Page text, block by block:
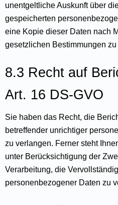
unentgeltliche Auskunft über
gespeicherten
eine Kopie dieser Daten nach
gesetzlichen Bestimmungen zu
8.3 Recht auf
Art. 16 DS-GVO
Sie haben das Recht, die
betreffender unrichtiger
zu verlangen. Ferner steht
unter Berücksichtigung der
Verarbeitung, die
personenbezogener Daten zu